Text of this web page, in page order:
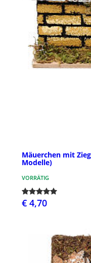
Mäuerchen mit
Modelle)
VORRÄTIG
€ 4,70